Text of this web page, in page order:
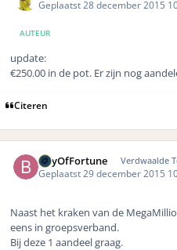
Geplaatst28 december 2015
AUTEUR
update:
€250.00 in de pot. Er zijn nog
Citeren
BayOfFortune Verdwaalde
Geplaatst29 december 2015
Naast het kraken van de
eens in groepsverband.
Bij deze 1 aandeel graag.